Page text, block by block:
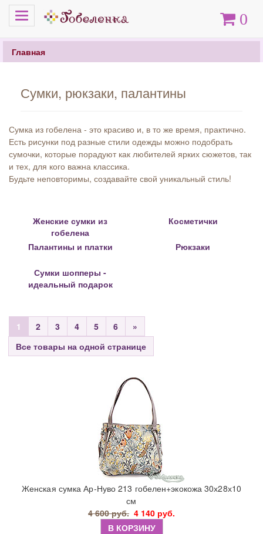
Меню Корзина
0
Главная
Сумки, рюкзаки, палантины
Сумка из гобелена - это красиво и, в то же время, практично.
Есть рисунки под разные стили одежды можно подобрать
сумочки, которые порадуют как любителей ярких сюжетов, так
и тех, для кого важна классика.
Будьте неповторимы, создавайте свой уникальный стиль!
Женские сумки из
гобелена
Косметички
Палантины и платки Рюкзаки
Сумки шопперы -
идеальный подарок
1 2 3 4 5 6
»
Все товары на одной странице
Женская сумка Ар-Нуво 213 гобелен+экокожа 30х28х10
см
4 600 руб. 4 140 руб.
В КОРЗИНУ